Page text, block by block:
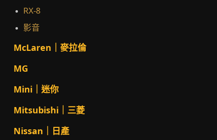
RX-8
影音
McLaren｜麥拉倫
MG
Mini｜迷你
Mitsubishi｜三菱
Nissan｜日產